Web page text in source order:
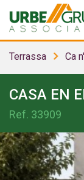
Terrassa Ca
CASA EN
Ref. 33909